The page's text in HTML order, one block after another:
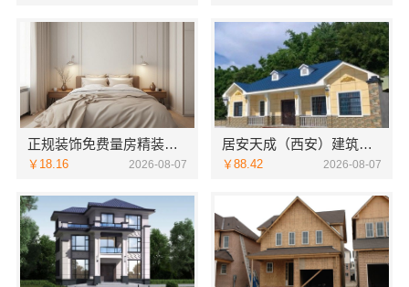
正规装饰免费量房精装，浙江臻美新型建材有限公司贴心服务
￥18.16 2026-08-07
居安天成（西安）建筑工程有限责任公司专注西安高新区家装设计刚需房
￥88.42 2026-08-07